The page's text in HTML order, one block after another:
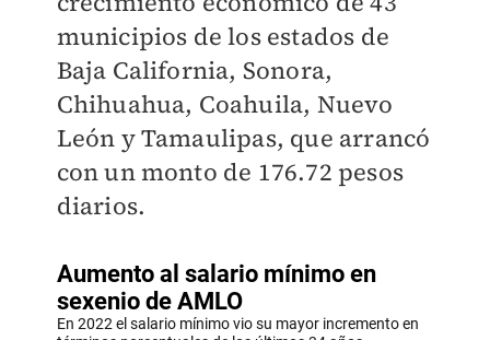
municipios de los estados de
Baja California, Sonora,
Chihuahua, Coahuila, Nuevo
León y Tamaulipas, que arrancó
con un monto de 176.72 pesos
diarios.